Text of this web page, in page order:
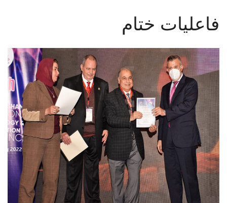
الأنظمة الذكية
الإعلام
تواصل معنا
الطلاب
هيئة التدريس
الدراسات العليا
فاعليات ختام